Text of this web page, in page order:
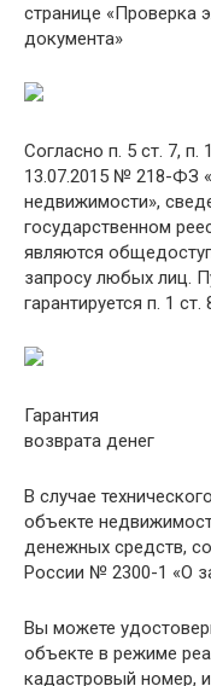
странице «Проверка
документа»
Согласно п. 5 ст. 7, п.
13.07.2015 № 218-ФЗ
недвижимости»,
государственном
являются
запросу любых лиц.
гарантируется п. 1
Гарантия
возврата денег
В случае
объекте
денежных средств,
России № 2300-1 «О
Вы можете
объекте в режиме
кадастровый номер,